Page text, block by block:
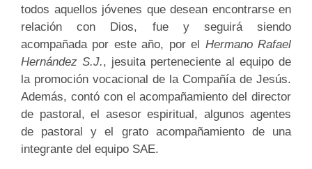
todos aquellos jóvenes que desean encontrarse en
relación con Dios, fue y seguirá siendo
acompañada por este año, por el Hermano Rafael
Hernández S.J., jesuita perteneciente al equipo de
la promoción vocacional de la Compañía de Jesús.
Además, contó con el acompañamiento del director
de pastoral, el asesor espiritual, algunos agentes
de pastoral y el grato acompañamiento de una
integrante del equipo SAE.